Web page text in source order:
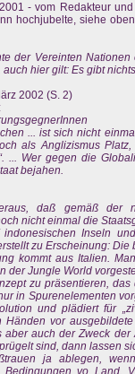
- vom Redakteur
hochjubelte, siehe
der Vereinten
hier gilt: Es gibt
2002 (S. 2)
... ist sich nicht
als Anglizismus
... Wer gegen die
bejahen.
daß gemäß der
nicht einmal die
Inseln
zu Erscheinung:
kommt aus Italien.
der Jungle World
zu präsentieren,
in Spurenelementen
und plädiert für
vor
auch der Zweck
sind, dann lassen
ja ablegen,